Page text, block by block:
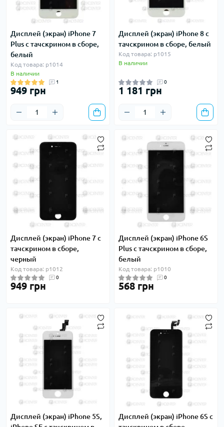
Дисплей (экран) iPhone 7
Plus с тачскрином в сборе,
белый
Код товара: p1014
В наличии
1
949 грн
Дисплей (экран) iPhone 8 с
тачскрином в сборе, белый
Код товара: p1015
В наличии
0
1 181 грн
Дисплей (экран) iPhone 7 с
тачскрином в сборе,
черный
Код товара: p1012
0
949 грн
Дисплей (экран) iPhone 6S
Plus с тачскрином в сборе,
белый
Код товара: p1010
0
568 грн
Дисплей (экран) iPhone 5S,
Дисплей (экран) iPhone 6S с